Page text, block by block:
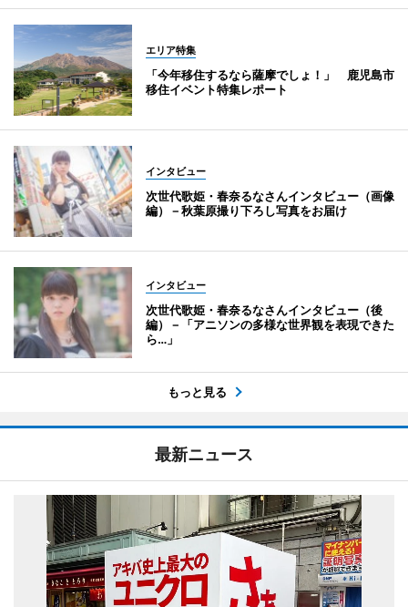
エリア特集
「今年移住するなら薩摩でしょ！」 鹿児島市
移住イベント特集レポート
インタビュー
次世代歌姫・春奈るなさんインタビュー（画像
編）－秋葉原撮り下ろし写真をお届け
インタビュー
次世代歌姫・春奈るなさんインタビュー（後
編）－「アニソンの多様な世界観を表現できた
ら…」
もっと見る
最新ニュース